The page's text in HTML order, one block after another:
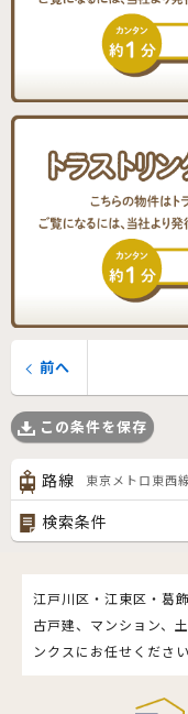
前へ
この条件を保存
路線 東京メトロ東西
検索条件
江戸川区・江東区・葛
古戸建、マンション、
ンクスにお任せください